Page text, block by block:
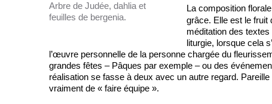
Arbre de Judée, dahlia et
feuilles de bergenia.
La composition
grâce. Elle est le fruit
méditation des
liturgie, lorsque cela
l’œuvre personnelle de la personne chargée du
grandes fêtes – Pâques par exemple – ou des
réalisation se fasse à deux avec un autre regard.
vraiment de « faire équipe ».